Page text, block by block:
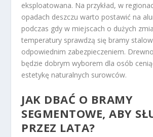
eksploatowana. Na przykład, w
opadach deszczu warto postawić na
podczas gdy w miejscach o dużych
temperatury sprawdzą się bramy
odpowiednim zabezpieczeniem.
będzie dobrym wyborem dla osób
estetykę naturalnych surowców.
JAK DBAĆ O BRAMY
SEGMENTOWE, ABY
PRZEZ LATA?